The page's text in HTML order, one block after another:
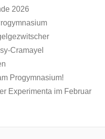
2026
Cramayel
Progymnasium!
Experimenta im Februar